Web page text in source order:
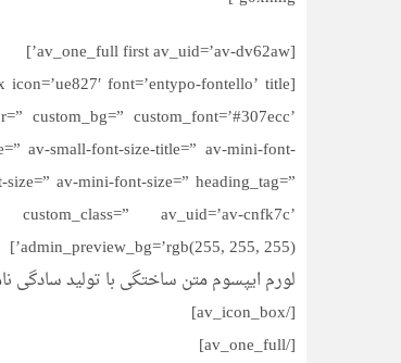
[av_one_full first av_uid=’av-dv62aw’]
custom_bg=” custom_font=’#307ecc’
av-small-font-size-title=” av-mini-font-
av-mini-font-size=” heading_tag=”
av_uid=’av-cnfk7c’
admin_preview_bg=’rgb(255, 255, 255)’]
لورم ایپسوم متن ساختگی با تولید سادگی
[/av_icon_box]
[/av_one_full]